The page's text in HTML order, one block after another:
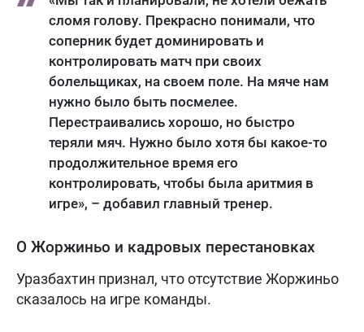
сломя голову. Прекрасно понимали, что
соперник будет доминировать и
контролировать матч при своих
болельщиках, на своем поле. На мяче нам
нужно было быть посмелее.
Перестраивались хорошо, но быстро
теряли мяч. Нужно было хотя бы какое-то
продолжительное время его
контролировать, чтобы была аритмия в
игре», – добавил главный тренер.
О Жоржиньо и кадровых перестановках
Уразбахтин признал, что отсутствие Жоржиньо
сказалось на игре команды.